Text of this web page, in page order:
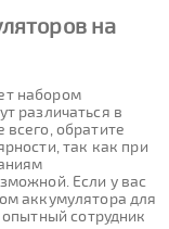
на
набором
различаться в
обратите
так как при
Если у вас
аккумулятора для
опытный сотрудник